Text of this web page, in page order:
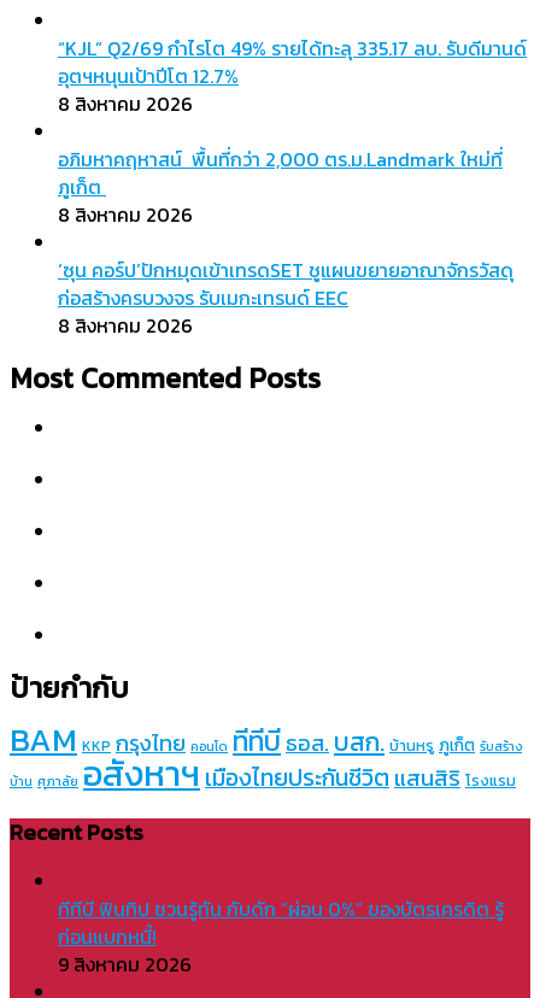
“KJL” Q2/69 กำไรโต 49% รายได้ทะลุ 335.17 ลบ. รับดีมานด์
อุตฯหนุนเป้าปีโต 12.7%
8 สิงหาคม 2026
อภิมหาคฤหาสน์ พื้นที่กว่า 2,000 ตร.ม.Landmark ใหม่ที่
ภูเก็ต
8 สิงหาคม 2026
‘ซุน คอร์ป’ปักหมุดเข้าเทรดSET ชูแผนขยายอาณาจักรวัสดุ
ก่อสร้างครบวงจร รับเมกะเทรนด์ EEC
8 สิงหาคม 2026
Most Commented Posts
ป้ายกำกับ
BAM KKP กรุงไทย คอนโด ทีทีบีธอส. บสก. บ้านหรู ภูเก็ต รับสร้าง
บ้าน ศุภาลัย อสังหาฯเมืองไทยประกันชีวิต แสนสิริ โรงแรม
Recent Posts
ทีทีบี ฟินทิป ชวนรู้ทัน กับดัก “ผ่อน 0%” ของบัตรเครดิต รู้
ก่อนแบกหนี้!
9 สิงหาคม 2026